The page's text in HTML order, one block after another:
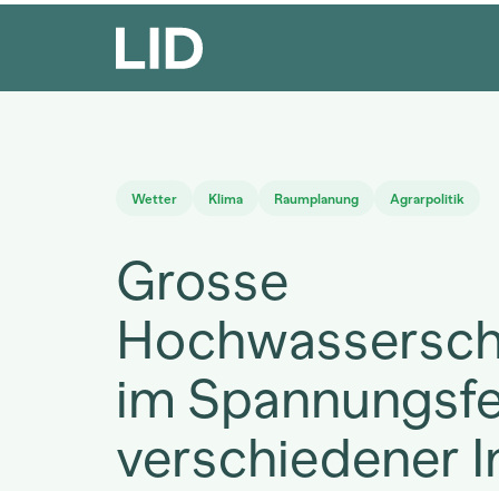
Wetter Klima Raumplanung Agrarpolitik
Grosse
im
verschiedener